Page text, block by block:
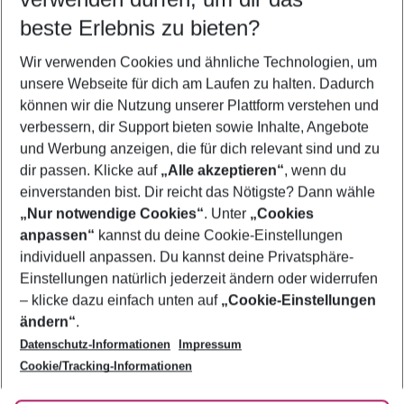
5-8 Nächte
2 Erwachsene Keine Kinder
Mehr Filter anzeigen
Footer
Footer navigation
Über uns
AGB
Bestpreisgarantie
Cookie-Einstellungen ändern
Cookie-Richtlinie
Agenturbetreuung
Barrierefreies Reisen
Folge uns
beste Erlebnis zu bieten?
Wir verwenden Cookies und ähnliche Technologien, um
unsere Webseite für dich am Laufen zu halten. Dadurch
können wir die Nutzung unserer Plattform verstehen und
verbessern, dir Support bieten sowie Inhalte, Angebote
und Werbung anzeigen, die für dich relevant sind und zu
dir passen. Klicke auf „Alle akzeptieren“, wenn du
einverstanden bist. Dir reicht das Nötigste? Dann wähle
„Nur notwendige Cookies“. Unter „Cookies
anpassen“ kannst du deine Cookie-Einstellungen
individuell anpassen. Du kannst deine Privatsphäre-
Einstellungen natürlich jederzeit ändern oder widerrufen
– klicke dazu einfach unten auf „Cookie-Einstellungen
ändern“.
Datenschutz-Informationen
Impressum
Cookie/Tracking-Informationen